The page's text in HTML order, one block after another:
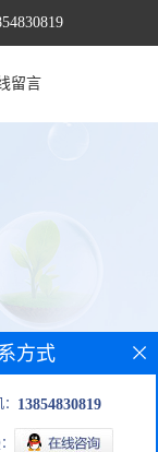
留言
方式
13854830819